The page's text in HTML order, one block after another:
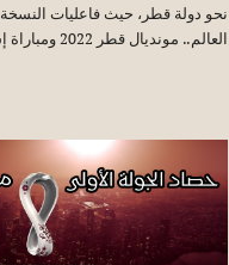
العالم.. مونديال قطر 2022 ومباراة إسبانيا وألمانيا